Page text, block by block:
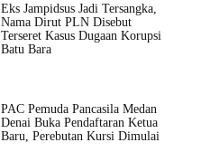
Eks Jampidsus Jadi Tersangka,
Nama Dirut PLN Disebut
Terseret Kasus Dugaan Korupsi
Batu Bara
PAC Pemuda Pancasila Medan
Denai Buka Pendaftaran Ketua
Baru, Perebutan Kursi Dimulai